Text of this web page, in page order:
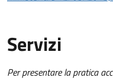
Servizi
Per presentare la pratica